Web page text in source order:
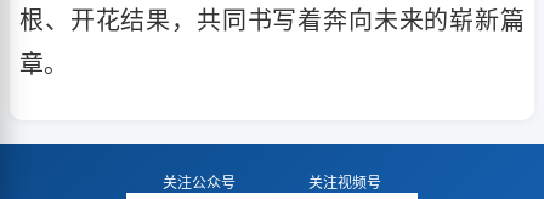
根、开花结果，共同书写着奔向未来的崭新篇
章。
关注公众号 关注视频号